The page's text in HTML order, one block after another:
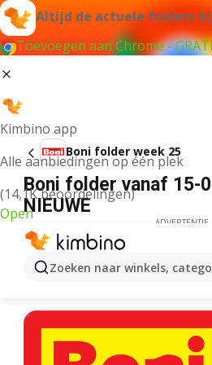
Altijd de actuele folders
Toevoegen aan Chrome -
Kimbino app
Alle aanbiedingen op één plek
(14,1K beoordelingen)
Open
Zoeken naar winkels,
Boni folder week 25
Boni folder vanaf 15-
NIEUWE
ADVERTENTIE